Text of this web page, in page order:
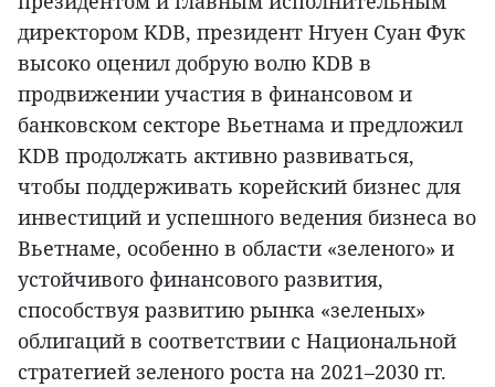
директором KDB, президент Нгуен Суан Фук
высоко оценил добрую волю KDB в
продвижении участия в финансовом и
банковском секторе Вьетнама и предложил
KDB продолжать активно развиваться,
чтобы поддерживать корейский бизнес для
инвестиций и успешного ведения бизнеса во
Вьетнаме, особенно в области «зеленого» и
устойчивого финансового развития,
способствуя развитию рынка «зеленых»
облигаций в соответствии с Национальной
стратегией зеленого роста на 2021–2030 гг.